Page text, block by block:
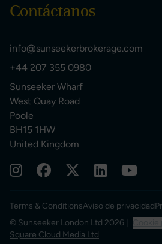
Contáctanos
info@sunseekerbrokerage.com
+44 207 355 0980
Sunseeker Wharf
West Quay Road
Poole
BH15 1HW
United Kingdom
Terms & ConditionsAviso de privacidad
© Sunseeker London Ltd 2026 |
Square Cloud Media Ltd